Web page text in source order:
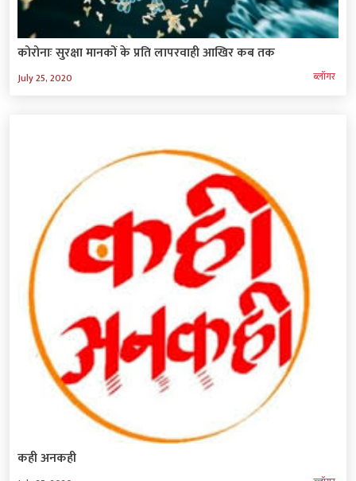
कोरोनाः सुरक्षा मानकों के प्रति लापरवाही आखिर कब तक
July 25, 2020 ब्‍लॉगर
कही अनकही